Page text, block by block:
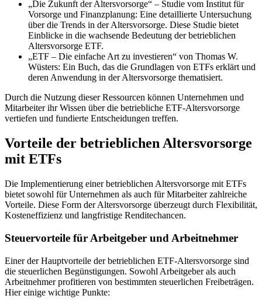
„Die Zukunft der Altersvorsorge“ – Studie vom Institut für
Vorsorge und Finanzplanung: Eine detaillierte Untersuchung
über die Trends in der Altersvorsorge. Diese Studie bietet
Einblicke in die wachsende Bedeutung der betrieblichen
Altersvorsorge ETF.
„ETF – Die einfache Art zu investieren“ von Thomas W.
Wüsters: Ein Buch, das die Grundlagen von ETFs erklärt und
deren Anwendung in der Altersvorsorge thematisiert.
Durch die Nutzung dieser Ressourcen können Unternehmen und
Mitarbeiter ihr Wissen über die betriebliche ETF-Altersvorsorge
vertiefen und fundierte Entscheidungen treffen.
Vorteile der betrieblichen Altersvorsorge
mit ETFs
Die Implementierung einer betrieblichen Altersvorsorge mit ETFs
bietet sowohl für Unternehmen als auch für Mitarbeiter zahlreiche
Vorteile. Diese Form der Altersvorsorge überzeugt durch Flexibilität,
Kosteneffizienz und langfristige Renditechancen.
Steuervorteile für Arbeitgeber und Arbeitnehmer
Einer der Hauptvorteile der betrieblichen ETF-Altersvorsorge sind
die steuerlichen Begünstigungen. Sowohl Arbeitgeber als auch
Arbeitnehmer profitieren von bestimmten steuerlichen Freibeträgen.
Hier einige wichtige Punkte: